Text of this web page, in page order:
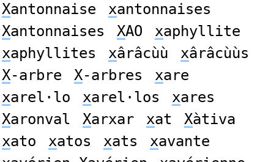
Xantonnaise xantonnaises
Xantonnaises XAO xaphyllite
xaphyllites xârâcùù xârâcùùs
X-arbre X-arbres xare
xarel·lo xarel·los xares
Xaronval Xarxar xat Xàtiva
xato xatos xats xavante